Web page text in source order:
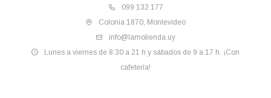
099 132 177
Colonia 1870, Montevideo
info@lamolienda.uy
Lunes a viernes de 8:30 a 21 h y sábados de 9 a 17 h. ¡Con
cafetería!